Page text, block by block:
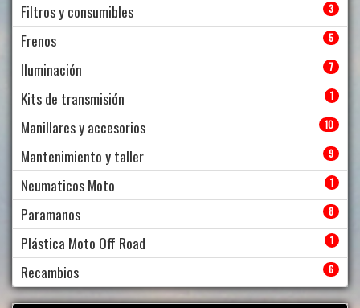
Filtros y consumibles 3
Frenos 5
Iluminación 7
Kits de transmisión 1
Manillares y accesorios 10
Mantenimiento y taller 9
Neumaticos Moto 1
Paramanos 8
Plástica Moto Off Road 1
Recambios 6